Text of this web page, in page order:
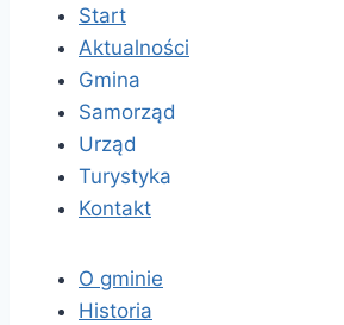
Start
Aktualności
Gmina
Samorząd
Urząd
Turystyka
Kontakt
O gminie
Historia